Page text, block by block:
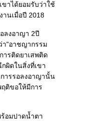
าได้ยอมรับว่าใช้
านเมื่อปี 2018
ลงอาญา 2ปี
"อาชญากรรม
ารติดยาเสพติด
ผิดในสิ่งที่เขา
ารรอลงอาญานั้น
ติขอให้มีการ
อมปาดน้ำตา